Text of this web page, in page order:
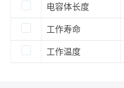
电容体长度
工作寿命
工作温度